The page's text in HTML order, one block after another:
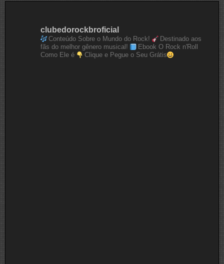
clubedorockbroficial
Conteúdo Sobre o Mundo do Rock!
Destinado aos
fãs do melhor gênero musical!
Ebook O Rock n'Roll
Como Ele é
Clique e Pegue o Seu Grátis